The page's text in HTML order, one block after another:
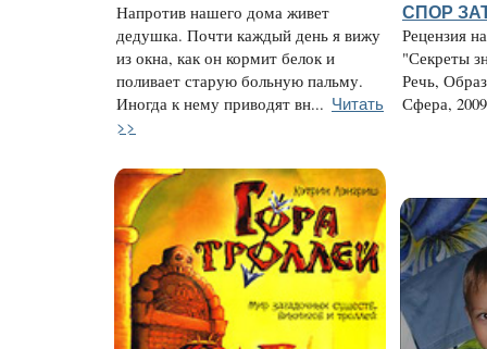
Напротив нашего дома живет
дедушка. Почти каждый день я вижу
из окна, как он кормит белок и
поливает старую больную пальму.
Иногда к нему приводят вн... Читать
>>
СПОР
Рецензия
"Секреты
Речь,
Сфера,